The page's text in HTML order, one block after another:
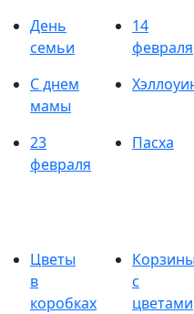
День
семьи
14
февраля
С днем
мамы
23
февраля
Пасха
Цветы
в
коробках
с
цветами